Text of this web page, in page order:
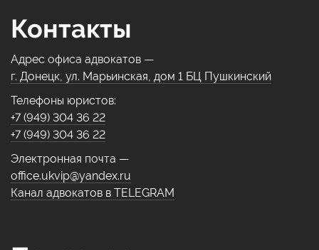
Контакты
Адрес офиса адвокатов —
г. Донецк, ул. Марьинская, дом 1 БЦ Пушкинский
Телефоны юристов:
+7 (949) 304 36 22
+7 (949) 304 36 22
Электронная почта —
office.ukvip@yandex.ru
Канал адвокатов в TELEGRAM